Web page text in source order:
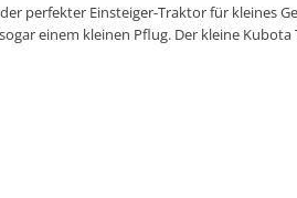
perfekter Einsteiger-Traktor für kleines
einem kleinen Pflug. Der kleine